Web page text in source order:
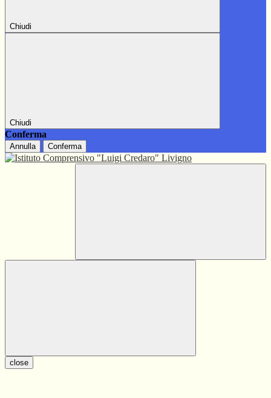
Chiudi
Chiudi
Conferma
Annulla Conferma
close